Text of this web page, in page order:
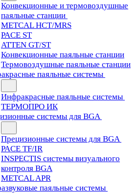
Конвекционные и термовоздушные
паяльные станции
METCAL HCT/MRS
PACE ST
ATTEN GT/ST
Конвекционные паяльные станции
Термовоздушные паяльные станции
паяльные системы
Инфракрасные паяльные системы
ТЕРМОПРО ИК
системы для BGA
Прецизионные системы для BGA
PACE TF/IR
INSPECTIS системы визуального
контроля BGA
METCAL APR
паяльные системы